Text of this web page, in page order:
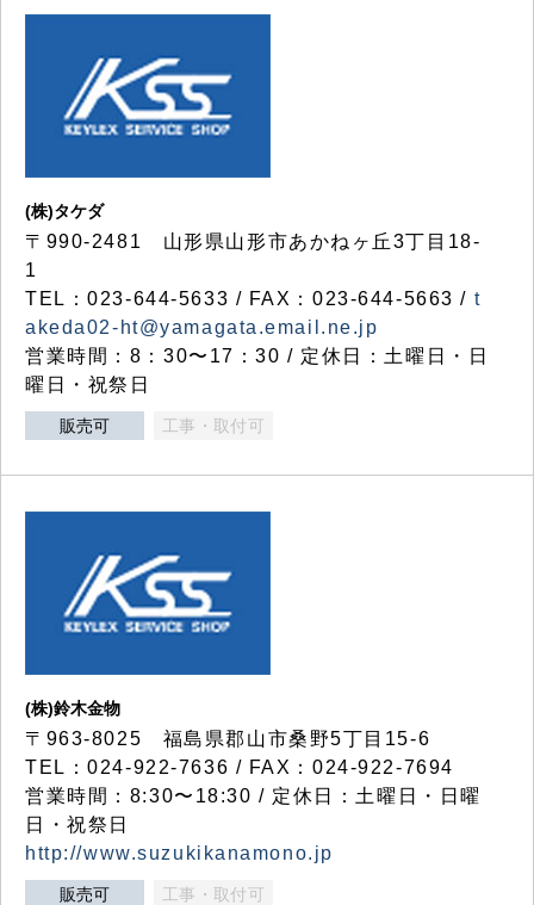
(株)タケダ
〒990-2481 山形県山形市あかねヶ丘3丁目18-
1
TEL：023-644-5633 / FAX：023-644-5663 / t
akeda02-ht@yamagata.email.ne.jp
営業時間：8：30〜17：30 / 定休日：土曜日・日
曜日・祝祭日
販売可 工事・取付可
(株)鈴木金物
〒963-8025 福島県郡山市桑野5丁目15-6
TEL：024-922-7636 / FAX：024-922-7694
営業時間：8:30〜18:30 / 定休日：土曜日・日曜
日・祝祭日
http://www.suzukikanamono.jp
販売可 工事・取付可